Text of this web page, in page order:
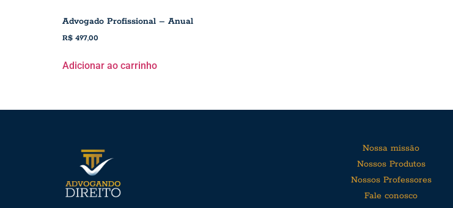
Advogado Profissional – Anual
R$ 497,00
Adicionar ao carrinho
Nossa missão
Nossos Produtos
Nossos Professores
Fale conosco